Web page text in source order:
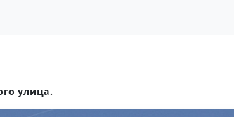
улица.